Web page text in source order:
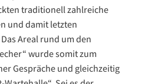
traditionell zahlreiche
und damit letzten
Areal rund um den
wurde somit zum
Gespräche und gleichzeitig